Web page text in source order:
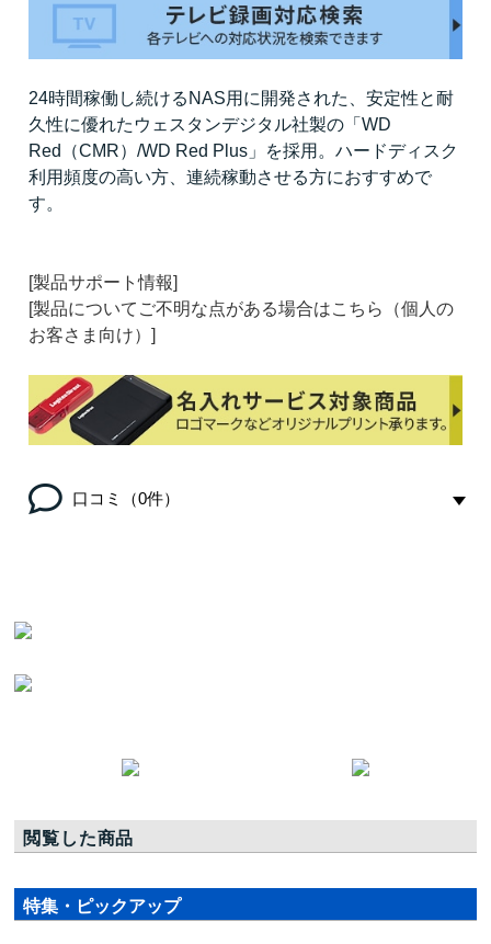
24時間稼働し続けるNAS用に開発された、安定性と耐
久性に優れたウェスタンデジタル社製の「WD
Red（CMR）/WD Red Plus」を採用。ハードディスク
利用頻度の高い方、連続稼動させる方におすすめで
す。
[製品サポート情報]
[製品についてご不明な点がある場合はこちら（個人の
お客さま向け）]
口コミ（0件）
閲覧した商品
特集・ピックアップ